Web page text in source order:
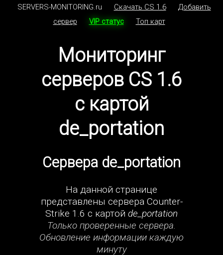
SERVERS-MONITORING.ru Скачать CS 1.6
Добавить
сервер
VIP статус Топ карт
Мониторинг
серверов CS 1.6
с картой
de_portation
Сервера de_portation
На данной странице
представлены сервера Counter-
Strike 1.6 с картой de_portation
Только проверенные сервера.
Обновление информации каждую
минуту